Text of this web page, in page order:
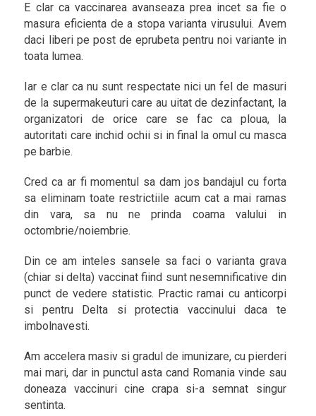
E clar ca vaccinarea avanseaza prea incet sa fie o
masura eficienta de a stopa varianta virusului. Avem
daci liberi pe post de eprubeta pentru noi variante in
toata lumea.
Iar e clar ca nu sunt respectate nici un fel de masuri
de la supermakeuturi care au uitat de dezinfactant, la
organizatori de orice care se fac ca ploua, la
autoritati care inchid ochii si in final la omul cu masca
pe barbie.
Cred ca ar fi momentul sa dam jos bandajul cu forta
sa eliminam toate restrictiile acum cat a mai ramas
din vara, sa nu ne prinda coama valului in
octombrie/noiembrie.
Din ce am inteles sansele sa faci o varianta grava
(chiar si delta) vaccinat fiind sunt nesemnificative din
punct de vedere statistic. Practic ramai cu anticorpi
si pentru Delta si protectia vaccinului daca te
imbolnavesti.
Am accelera masiv si gradul de imunizare, cu pierderi
mai mari, dar in punctul asta cand Romania vinde sau
doneaza vaccinuri cine crapa si-a semnat singur
sentinta.